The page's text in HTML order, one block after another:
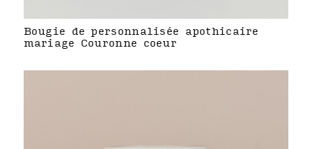
Bougie de personnalisée apothicaire
mariage Couronne coeur